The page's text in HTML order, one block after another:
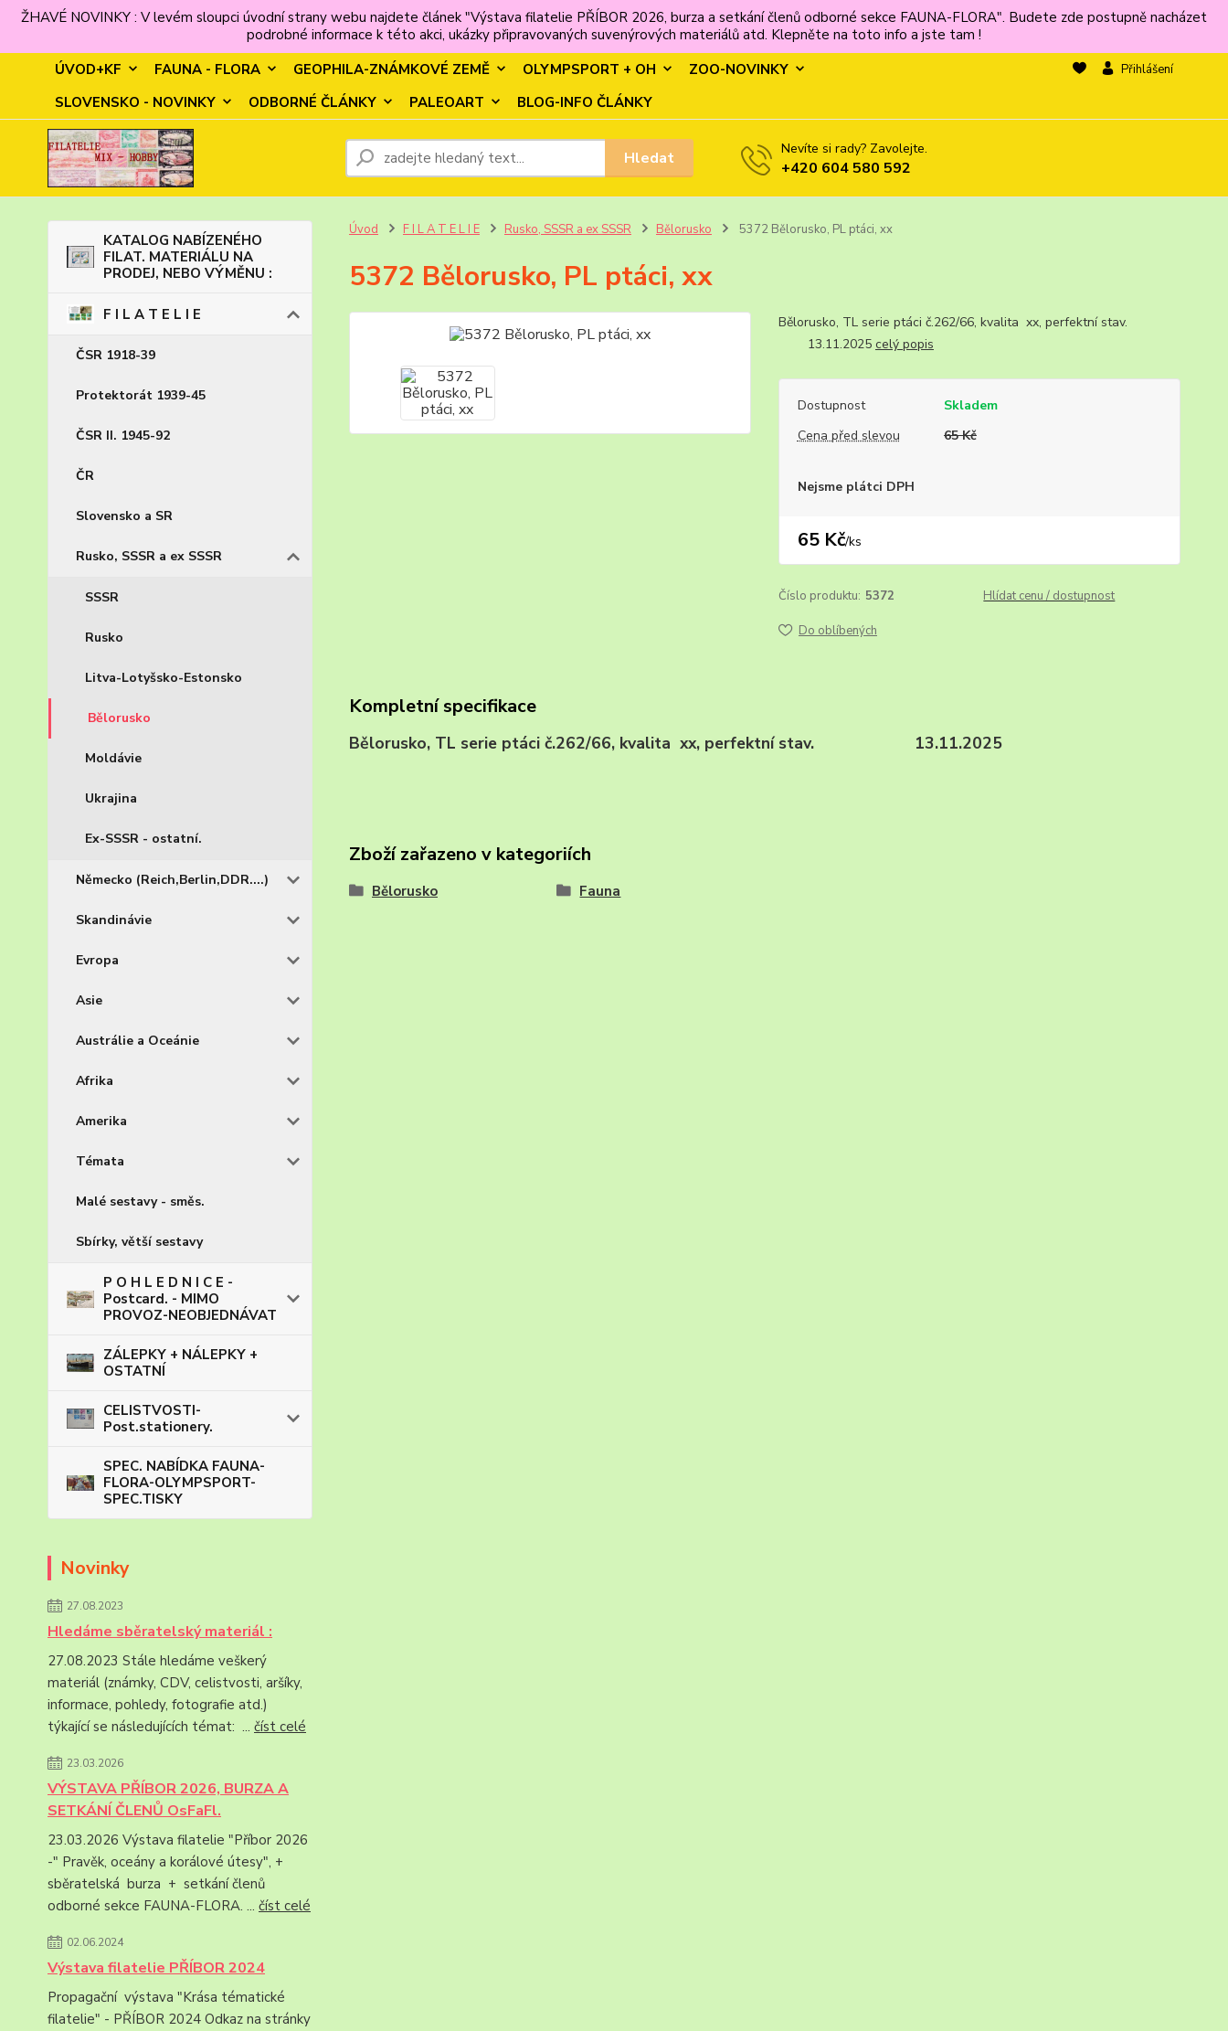
ŽHAVÉ NOVINKY : V levém sloupci úvodní strany webu najdete článek "Výstava filatelie PŘÍBOR 2026, burza a setkání členů odborné sekce FAUNA-FLORA". Budete zde postupně nacházet
podrobné informace k této akci, ukázky připravovaných suvenýrových materiálů atd. Klepněte na toto info a jste tam !
ÚVOD+KF
FAUNA - FLORA GEOPHILA-ZNÁMKOVÉ ZEMĚ OLYMPSPORT + OH
ZOO-NOVINKY
SLOVENSKO - NOVINKY
ODBORNÉ ČLÁNKY PALEOART BLOG-INFO ČLÁNKY
Přihlášení
Hledat Nevíte si rady? Zavolejte.
+420 604 580 592
KATALOG NABÍZENÉHO
FILAT. MATERIÁLU NA
PRODEJ, NEBO VÝMĚNU :
F I L A T E L I E
ČSR 1918-39
Protektorát 1939-45
ČSR II. 1945-92
ČR
Slovensko a SR
Rusko, SSSR a ex SSSR
SSSR
Rusko
Litva-Lotyšsko-Estonsko
Bělorusko
Moldávie
Ukrajina
Ex-SSSR - ostatní.
Německo (Reich,Berlin,DDR....)
Skandinávie
Evropa
Asie
Austrálie a Oceánie
Afrika
Amerika
Témata
Malé sestavy - směs.
Sbírky, větší sestavy
P O H L E D N I C E -
Postcard. - MIMO
PROVOZ-NEOBJEDNÁVAT
ZÁLEPKY + NÁLEPKY +
OSTATNÍ
CELISTVOSTI-
Post.stationery.
SPEC. NABÍDKA FAUNA-
FLORA-OLYMPSPORT-
SPEC.TISKY
Novinky
27.08.2023
Hledáme sběratelský materiál :
27.08.2023 Stále hledáme veškerý
materiál (známky, CDV, celistvosti, aršíky,
informace, pohledy, fotografie atd.)
týkající se následujících témat: ... číst celé
23.03.2026
VÝSTAVA PŘÍBOR 2026, BURZA A
SETKÁNÍ ČLENŮ OsFaFl.
23.03.2026 Výstava filatelie "Příbor 2026
-" Pravěk, oceány a korálové útesy", +
sběratelská burza + setkání členů
odborné sekce FAUNA-FLORA. ... číst celé
02.06.2024
Výstava filatelie PŘÍBOR 2024
Propagační výstava "Krása tématické
filatelie" - PŘÍBOR 2024 Odkaz na stránky
Úvod F I L A T E L I E Rusko, SSSR a ex SSSR Bělorusko 5372 Bělorusko, PL ptáci, xx
5372 Bělorusko, PL ptáci, xx
Bělorusko, TL serie ptáci č.262/66, kvalita xx, perfektní stav.
13.11.2025 celý popis
Dostupnost
Skladem
Cena před slevou
65 Kč
Nejsme plátci DPH
65 Kč/ks
Číslo produktu: 5372 Hlídat cenu / dostupnost
Do oblíbených
Kompletní specifikace
Bělorusko, TL serie ptáci č.262/66, kvalita xx, perfektní stav. 13.11.2025
Zboží zařazeno v kategoriích
Bělorusko Fauna